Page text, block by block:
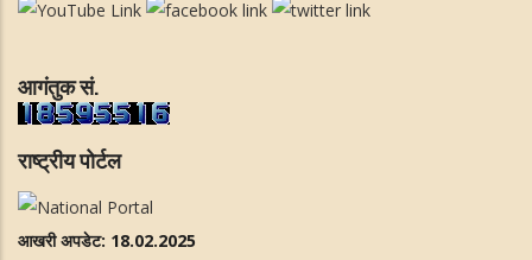
आगंतुक सं.
राष्ट्रीय पोर्टल
आखरी अपडेट: 18.02.2025